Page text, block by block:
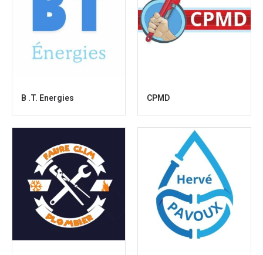
B .T. Energies CPMD